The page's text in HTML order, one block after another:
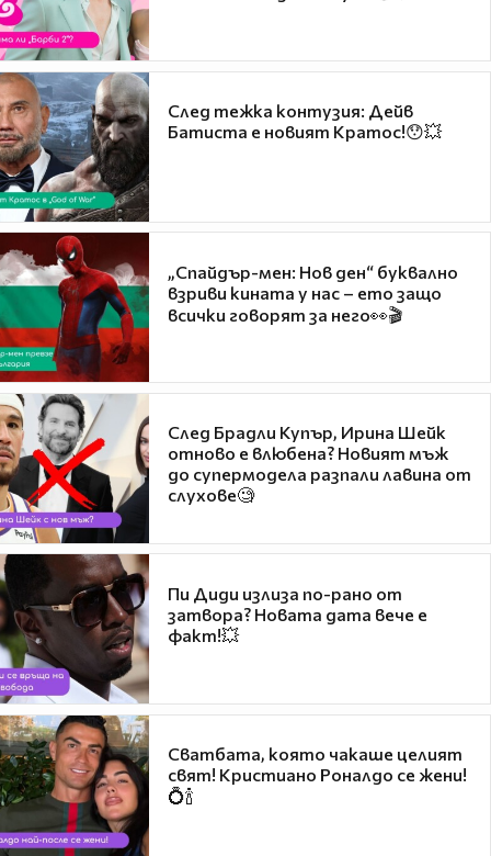
След тежка контузия: Дейв
Батиста е новият Кратос!😯💥
„Спайдър-мен: Нов ден“ буквално
взриви кината у нас – ето защо
всички говорят за него👀🎬
След Брадли Купър, Ирина Шейк
отново е влюбена? Новият мъж
до супермодела разпали лавина от
слухове🧐
Пи Диди излиза по-рано от
затвора? Новата дата вече е
факт!💥
Сватбата, която чакаше целият
свят! Кристиано Роналдо се жени!
💍🍾